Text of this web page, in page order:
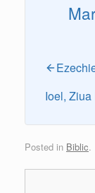
Ioel,
Posted in Biblic.